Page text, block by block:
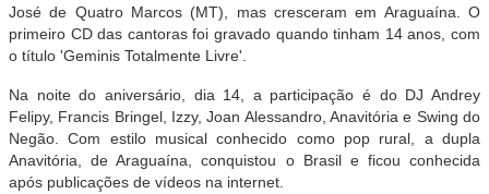
José de Quatro Marcos (MT), mas cresceram em Araguaína. O
primeiro CD das cantoras foi gravado quando tinham 14 anos, com
o título 'Geminis Totalmente Livre'.
Na noite do aniversário, dia 14, a participação é do DJ Andrey
Felipy, Francis Bringel, Izzy, Joan Alessandro, Anavitória e Swing do
Negão. Com estilo musical conhecido como pop rural, a dupla
Anavitória, de Araguaína, conquistou o Brasil e ficou conhecida
após publicações de vídeos na internet.